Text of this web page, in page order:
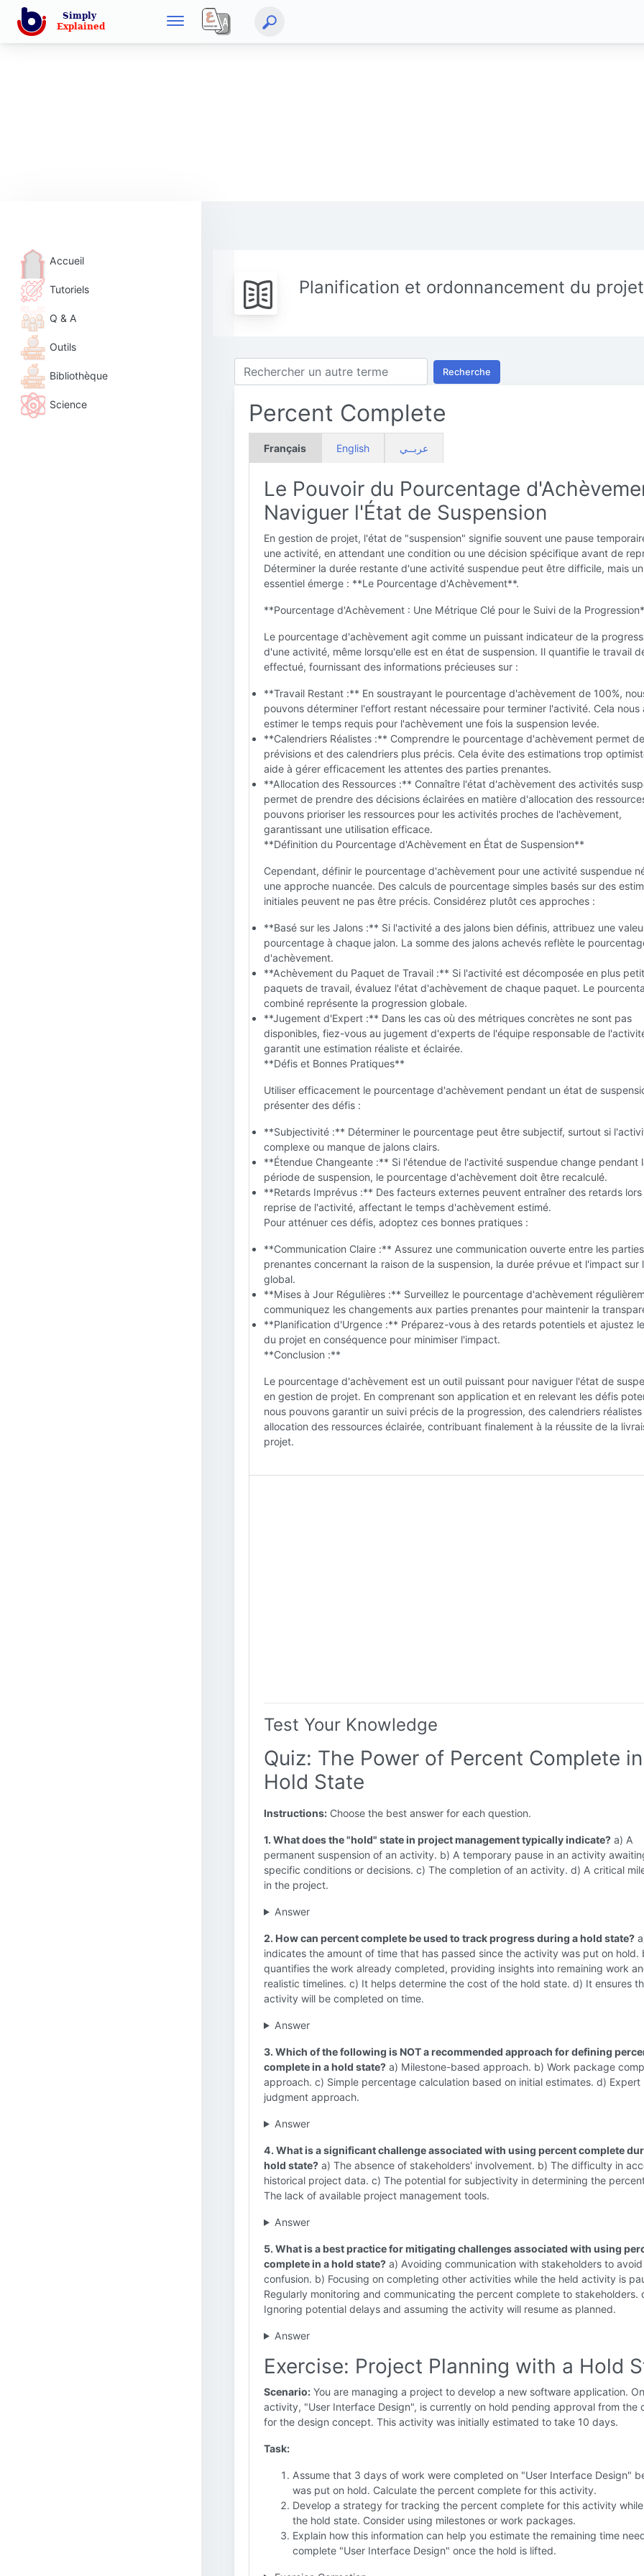
Accueil
Tutoriels
Q & A
Outils
Bibliothèque
Science
Planification et ordonnancement du projet
Recherche
Percent Complete
Français English عربــي
Le Pouvoir du Pourcentage
Naviguer l'État de Suspension
En gestion de projet, l'état de "suspension" signifie souvent une pause
une activité, en attendant une condition ou une décision spécifique avant de
Déterminer la durée restante d'une activité suspendue peut être difficile, mais
essentiel émerge : **Le Pourcentage d'Achèvement**.
**Pourcentage d'Achèvement : Une Métrique Clé pour le Suivi de la
Le pourcentage d'achèvement agit comme un puissant indicateur de la
d'une activité, même lorsqu'elle est en état de suspension. Il quantifie le travail
effectué, fournissant des informations précieuses sur :
**Travail Restant :** En soustrayant le pourcentage d'achèvement de 100%,
pouvons déterminer l'effort restant nécessaire pour terminer l'activité. Cela nous
estimer le temps requis pour l'achèvement une fois la suspension levée.
**Calendriers Réalistes :** Comprendre le pourcentage d'achèvement permet
prévisions et des calendriers plus précis. Cela évite des estimations trop
aide à gérer efficacement les attentes des parties prenantes.
**Allocation des Ressources :** Connaître l'état d'achèvement des activités
permet de prendre des décisions éclairées en matière d'allocation des
pouvons prioriser les ressources pour les activités proches de l'achèvement,
garantissant une utilisation efficace.
**Définition du Pourcentage d'Achèvement en État de Suspension**
Cependant, définir le pourcentage d'achèvement pour une activité suspendue
une approche nuancée. Des calculs de pourcentage simples basés sur des
initiales peuvent ne pas être précis. Considérez plutôt ces approches :
**Basé sur les Jalons :** Si l'activité a des jalons bien définis, attribuez une
pourcentage à chaque jalon. La somme des jalons achevés reflète le
d'achèvement.
**Achèvement du Paquet de Travail :** Si l'activité est décomposée en plus
paquets de travail, évaluez l'état d'achèvement de chaque paquet. Le
combiné représente la progression globale.
**Jugement d'Expert :** Dans les cas où des métriques concrètes ne sont pas
disponibles, fiez-vous au jugement d'experts de l'équipe responsable de
garantit une estimation réaliste et éclairée.
**Défis et Bonnes Pratiques**
Utiliser efficacement le pourcentage d'achèvement pendant un état de
présenter des défis :
**Subjectivité :** Déterminer le pourcentage peut être subjectif, surtout si
complexe ou manque de jalons clairs.
**Étendue Changeante :** Si l'étendue de l'activité suspendue change pendant
période de suspension, le pourcentage d'achèvement doit être recalculé.
**Retards Imprévus :** Des facteurs externes peuvent entraîner des retards lors
reprise de l'activité, affectant le temps d'achèvement estimé.
Pour atténuer ces défis, adoptez ces bonnes pratiques :
**Communication Claire :** Assurez une communication ouverte entre les parties
prenantes concernant la raison de la suspension, la durée prévue et l'impact sur
global.
**Mises à Jour Régulières :** Surveillez le pourcentage d'achèvement
communiquez les changements aux parties prenantes pour maintenir la
**Planification d'Urgence :** Préparez-vous à des retards potentiels et ajustez
du projet en conséquence pour minimiser l'impact.
**Conclusion :**
Le pourcentage d'achèvement est un outil puissant pour naviguer l'état de
en gestion de projet. En comprenant son application et en relevant les défis
nous pouvons garantir un suivi précis de la progression, des calendriers
allocation des ressources éclairée, contribuant finalement à la réussite de la
projet.
Test Your Knowledge
Quiz: The Power of Percent Complete in
Hold State
Instructions: Choose the best answer for each question.
1. What does the "hold" state in project management typically indicate? a) A
permanent suspension of an activity. b) A temporary pause in an activity
specific conditions or decisions. c) The completion of an activity. d) A critical
in the project.
Answer
2. How can percent complete be used to track progress during a hold state?
indicates the amount of time that has passed since the activity was put on hold.
quantifies the work already completed, providing insights into remaining work
realistic timelines. c) It helps determine the cost of the hold state. d) It ensures
activity will be completed on time.
Answer
3. Which of the following is NOT a recommended approach for defining
complete in a hold state? a) Milestone-based approach. b) Work package
approach. c) Simple percentage calculation based on initial estimates. d) Expert
judgment approach.
Answer
4. What is a significant challenge associated with using percent complete
hold state? a) The absence of stakeholders' involvement. b) The difficulty in
historical project data. c) The potential for subjectivity in determining the
The lack of available project management tools.
Answer
5. What is a best practice for mitigating challenges associated with using
complete in a hold state? a) Avoiding communication with stakeholders to avoid
confusion. b) Focusing on completing other activities while the held activity is
Regularly monitoring and communicating the percent complete to stakeholders.
Ignoring potential delays and assuming the activity will resume as planned.
Answer
Exercise: Project Planning with a Hold
Scenario: You are managing a project to develop a new software application.
activity, "User Interface Design", is currently on hold pending approval from the
for the design concept. This activity was initially estimated to take 10 days.
Task:
Assume that 3 days of work were completed on "User Interface Design"
was put on hold. Calculate the percent complete for this activity.
Develop a strategy for tracking the percent complete for this activity
the hold state. Consider using milestones or work packages.
Explain how this information can help you estimate the remaining time
complete "User Interface Design" once the hold is lifted.